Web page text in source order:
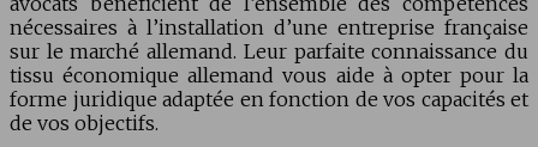
nécessaires à l’installation d’une entreprise française
sur le marché allemand. Leur parfaite connaissance du
tissu économique allemand vous aide à opter pour la
forme juridique adaptée en fonction de vos capacités et
de vos objectifs.